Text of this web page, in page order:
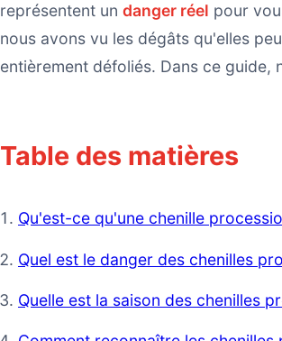
représentent un danger réel pour
nous avons vu les dégâts qu'elles
entièrement défoliés. Dans ce
Table des matières
Qu'est-ce qu'une chenille
Quel est le danger des chenilles
Quelle est la saison des chenilles